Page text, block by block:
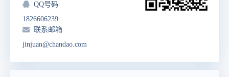
QQ号码
1826606239
联系邮箱
jinjuan@chandao.com